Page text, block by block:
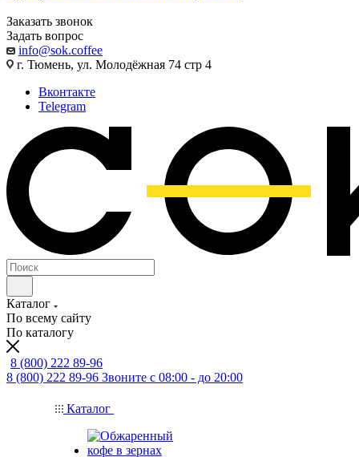
Заказать звонок
Задать вопрос
info@sok.coffee
г. Тюмень, ул. Молодёжная 74 стр 4
Вконтакте
Telegram
Каталог
По всему сайту
По каталогу
8 (800) 222 89-96
8 (800) 222 89-96 Звоните с 08:00 - до 20:00
Каталог